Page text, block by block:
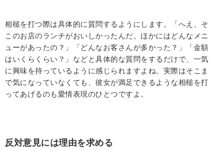
相槌を打つ際は具体的に質問するようにします。「へえ、そ
このお店のランチがおいしかったんだ。ほかにはどんなメニ
ューがあったの？」「どんなお客さんが多かった？」「金額
はいくらくらい？」などと具体的な質問をするだけで、一気
に興味を持っているように感じられますよね。実際はそこま
で気になっていなくても、彼女が満足できるような相槌を打
ってあげるのも愛情表現のひとつですよ。
反対意見には理由を求める